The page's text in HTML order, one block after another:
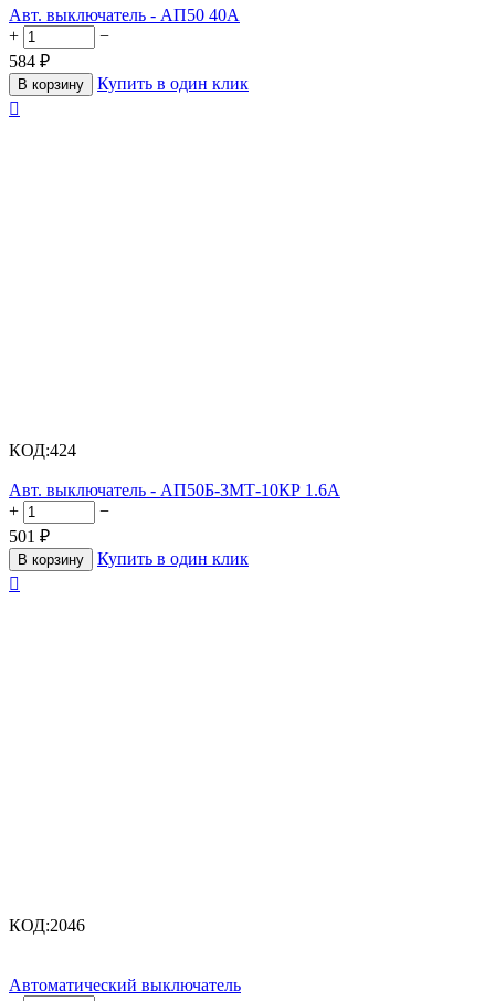
Авт. выключатель - АП50 40А
+
−
584 ₽
В корзину
Купить в один клик

КОД:424
Авт. выключатель - АП50Б-3МТ-10КР 1.6А
+
−
501 ₽
В корзину
Купить в один клик

КОД:2046
Автоматический выключатель